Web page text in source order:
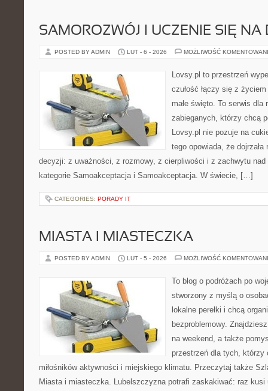
SAMOROZWÓJ I UCZENIE SIĘ NA
POSTED BY ADMIN LUT - 6 - 2026 MOŻLIWOŚĆ
Lovsy.pl to przestrzeń
czułość łączy się z
małe święto. To serwis
zabieganych, którzy chcą
Lovsy.pl nie pozuje na
tego opowiada, że dojrzała
decyzji: z uważności, z rozmowy, z cierpliwości i z zachwytu
kategorie Samoakceptacja i Samoakceptacja. W świecie, […]
CATEGORIES: PORADY IT
MIASTA I MIASTECZKA
POSTED BY ADMIN LUT - 5 - 2026 MOŻLIWOŚĆ
To blog o podróżach po
stworzony z myślą o
lokalne perełki i chcą
bezproblemowy.
na weekend, a także
przestrzeń dla tych, którzy
miłośników aktywności i miejskiego klimatu. Przeczytaj także
Miasta i miasteczka. Lubelszczyzna potrafi zaskakiwać: raz